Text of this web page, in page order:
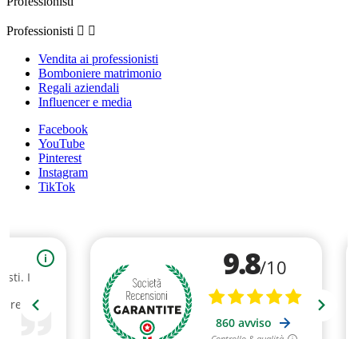
Professionisti  
Vendita ai professionisti
Bomboniere matrimonio
Regali aziendali
Influencer e media
Facebook
YouTube
Pinterest
Instagram
TikTok